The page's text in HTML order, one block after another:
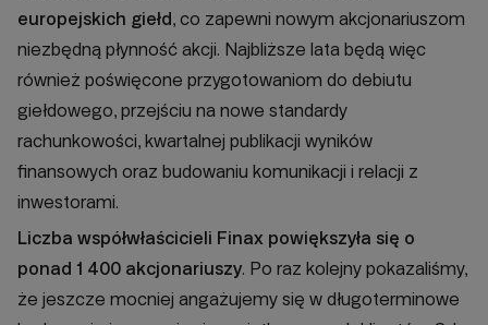
europejskich giełd, co zapewni nowym akcjonariuszom
niezbędną płynność akcji. Najbliższe lata będą więc
również poświęcone przygotowaniom do debiutu
giełdowego, przejściu na nowe standardy
rachunkowości, kwartalnej publikacji wyników
finansowych oraz budowaniu komunikacji i relacji z
inwestorami.
Liczba współwłaścicieli Finax powiększyła się o
ponad 1 400 akcjonariuszy. Po raz kolejny pokazaliśmy,
że jeszcze mocniej angażujemy się w długoterminowe